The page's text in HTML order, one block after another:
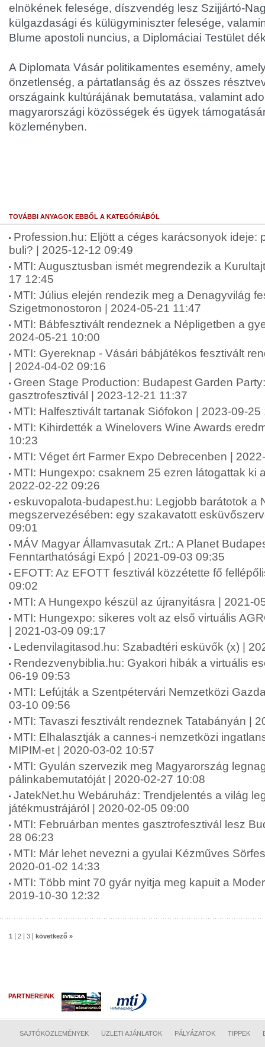
elnökének felesége, díszvendég lesz Szijjártó-
külgazdasági és külügyminiszter felesége,
Blume apostoli nuncius, a Diplomáciai Testület
A Diplomata Vásár politikamentes esemény,
önzetlenség, a pártatlanság és az összes
országaink kultúrájának bemutatása, valamint
magyarországi közösségek és ügyek
közleményben.
TOVÁBBI ANYAGOK EBBŐL A KATEGÓRIÁBÓL
Profession.hu: Eljött a céges karácsonyok ideje:
buli? | 2025-12-12 09:49
MTI: Augusztusban ismét megrendezik a
17 12:45
MTI: Július elején rendezik meg a Denagyvilág
Szigetmonostoron | 2024-05-21 11:47
MTI: Bábfesztivált rendeznek a Népligetben a
2024-05-21 10:00
MTI: Gyereknap - Vásári bábjátékos fesztivált
| 2024-04-02 09:16
Green Stage Production: Budapest Garden
gasztrofesztivál | 2023-12-21 11:37
MTI: Halfesztivált tartanak Siófokon | 2023-09-25
MTI: Kihirdették a Winelovers Wine Awards
10:23
MTI: Véget ért Farmer Expo Debrecenben |
MTI: Hungexpo: csaknem 25 ezren látogattak ki
2022-02-22 09:26
eskuvopalota-budapest.hu: Legjobb barátotok a
megszervezésében: egy szakavatott
09:01
MÁV Magyar Államvasutak Zrt.: A Planet
Fenntarthatósági Expó | 2021-09-03 09:35
EFOTT: Az EFOTT fesztivál közzétette fő
09:02
MTI: A Hungexpo készül az újranyitásra | 2021-
MTI: Hungexpo: sikeres volt az első virtuális
| 2021-03-09 09:17
Ledenvilagitasod.hu: Szabadtéri esküvők (x) |
Rendezvenybiblia.hu: Gyakori hibák a virtuális
06-19 09:53
MTI: Lefújták a Szentpétervári Nemzetközi
03-10 09:56
MTI: Tavaszi fesztivált rendeznek Tatabányán |
MTI: Elhalasztják a cannes-i nemzetközi
MIPIM-et | 2020-03-02 10:57
MTI: Gyulán szervezik meg Magyarország
pálinkabemutatóját | 2020-02-27 10:08
JatekNet.hu Webáruház: Trendjelentés a világ
játékmustrájáról | 2020-02-05 09:00
MTI: Februárban mentes gasztrofesztivál lesz
28 06:23
MTI: Már lehet nevezni a gyulai Kézműves
2020-01-02 14:33
MTI: Több mint 70 gyár nyitja meg kapuit a
2019-10-30 12:32
1 2 3 következő »
PARTNEREINK
SAJTÓKÖZLEMÉNYEK ÜZLETI AJÁNLATOK PÁLYÁZATOK TIPPEK